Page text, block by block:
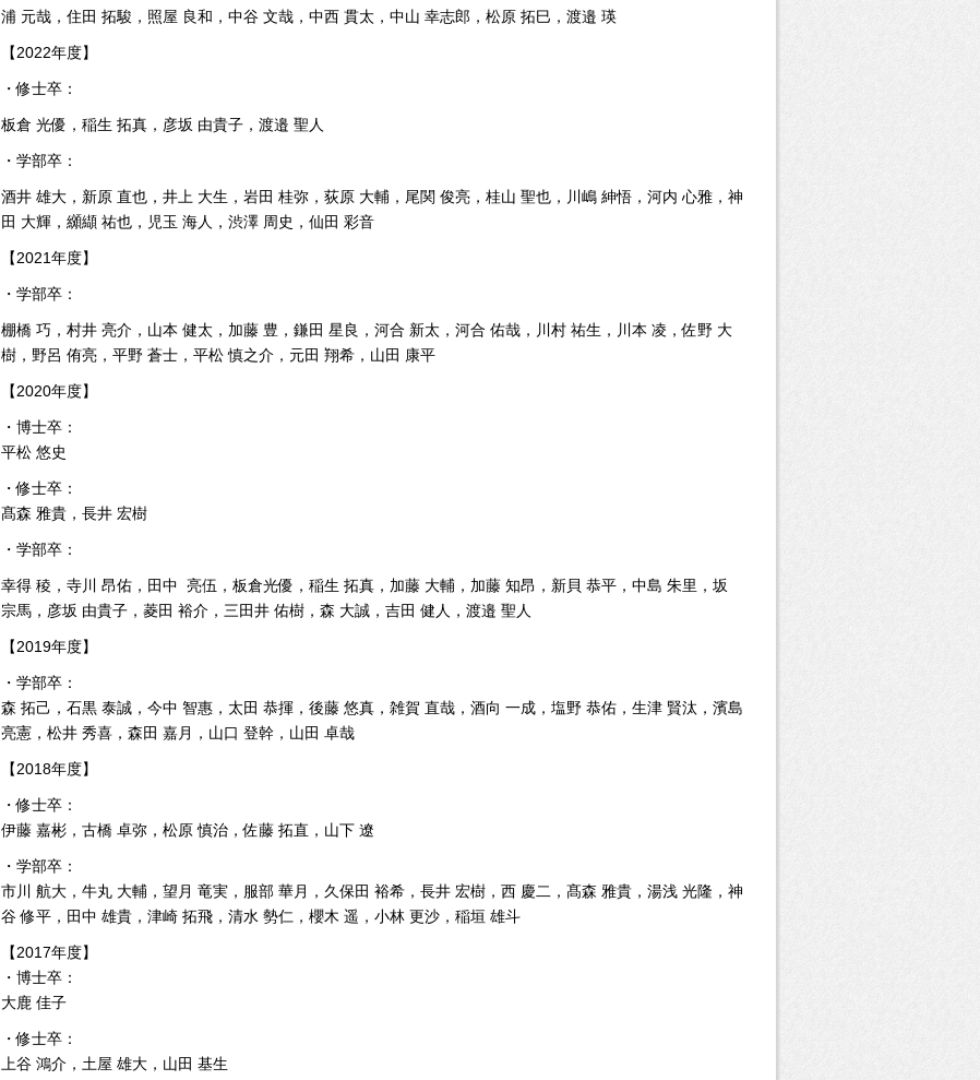
浦 元哉，住田 拓駿，照屋 良和，中谷 文哉，中西 貫太，中山 幸志郎，松原 拓巳，渡邉 瑛
【2022年度】
・修士卒：
板倉 光優，稲生 拓真，彦坂 由貴子，渡邉 聖人
・学部卒：
酒井 雄大，新原 直也，井上 大生，岩田 桂弥，荻原 大輔，尾関 俊亮，桂山 聖也，川嶋 紳悟，河内 心雅，神
田 大輝，纐纈 祐也，児玉 海人，渋澤 周史，仙田 彩音
【2021年度】
・学部卒：
棚橋 巧，村井 亮介，山本 健太，加藤 豊，鎌田 星良，河合 新太，河合 佑哉，川村 祐生，川本 凌，佐野 大
樹，野呂 侑亮，平野 蒼士，平松 慎之介，元田 翔希，山田 康平
【2020年度】
・博士卒：
平松 悠史
・修士卒：
髙森 雅貴，長井 宏樹
・学部卒：
幸得 稜，寺川 昂佑，田中 亮伍，板倉光優，稲生 拓真，加藤 大輔，加藤 知昂，新貝 恭平，中島 朱里，坂
宗馬，彦坂 由貴子，菱田 裕介，三田井 佑樹，森 大誠，吉田 健人，渡邉 聖人
【2019年度】
・学部卒：
森 拓己，石黒 泰誠，今中 智惠 ，太田 恭揮 ，後藤 悠真 ，雑賀 直哉，酒向 一成，塩野 恭佑，生津 賢汰，濱島
亮憲 ，松井 秀喜 ，森田 嘉月，山口 登幹，山田 卓哉
【2018年度】
・修士卒：
伊藤 嘉彬， 古橋 卓弥， 松原 慎治，佐藤 拓直，山下 遼
・学部卒：
市川 航大，牛丸 大輔， 望月 竜実， 服部 華月， 久保田 裕希，長井 宏樹，西 慶二，髙森 雅貴，湯浅 光隆，神
谷 修平， 田中 雄貴， 津崎 拓飛，清水 勢仁，櫻木 遥，小林 更沙， 稲垣 雄斗
【2017年度】
・博士卒：
大鹿 佳子
・修士卒：
上谷 鴻介，土屋 雄大，山田 基生